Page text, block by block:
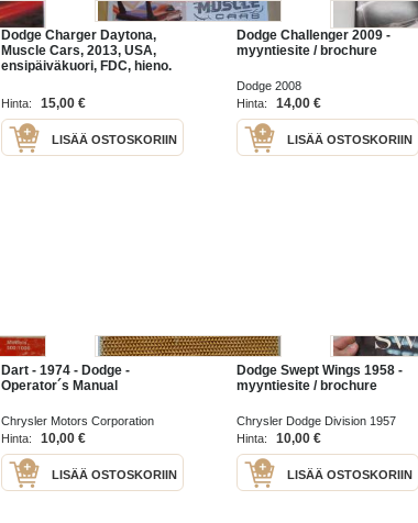
Dodge Charger Daytona,
Muscle Cars, 2013, USA,
ensipäiväkuori, FDC, hieno.
mm. noin 1 200 erilaista
amerikkalaista
ensipäiväkuorta
Hinta: 15,00 €
LISÄÄ OSTOSKORIIN
Dodge Challenger 2009 -
myyntiesite / brochure
Dodge 2008
Hinta:
14,00 €
LISÄÄ OSTOSKORIIN
Dart - 1974 - Dodge -
Operator´s Manual
Chrysler Motors Corporation
Hinta:
10,00 €
LISÄÄ OSTOSKORIIN
Dodge Swept Wings 1958 -
myyntiesite / brochure
Chrysler Dodge Division 1957
Hinta:
10,00 €
LISÄÄ OSTOSKORIIN